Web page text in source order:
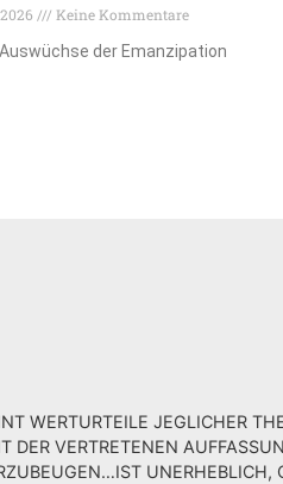
Keine Kommentare
der Emanzipation
WERTURTEILE JEGLICHER
DER VERTRETENEN
UNERHEBLICH,